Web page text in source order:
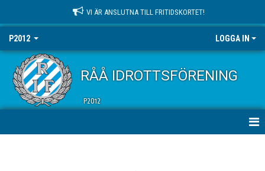
VI ÄR ANSLUTNA TILL FRITIDSKORTET!
P2012 LOGGA IN
RÅÅ IDROTTSFÖRENING
P2012